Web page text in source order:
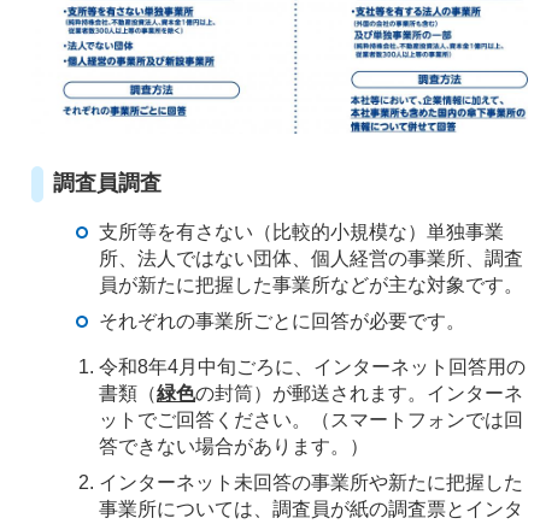
調査員調査
支所等を有さない（比較的小規模な）単独事業
所、法人ではない団体、個人経営の事業所、調査
員が新たに把握した事業所などが主な対象です。
それぞれの事業所ごとに回答が必要です。
令和8年4月中旬ごろに、インターネット回答用の
書類（緑色の封筒）が郵送されます。インターネ
ットでご回答ください。（スマートフォンでは回
答できない場合があります。）
インターネット未回答の事業所や新たに把握した
事業所については、調査員が紙の調査票とインタ